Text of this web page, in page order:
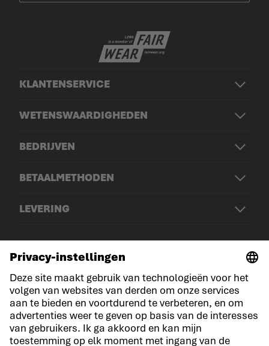
KLANTENSERVICE
WETENSWAARDIGHEDEN
BEDRIJVEN
BETAALMETHODEN
LEVERING
© LOWA Sportschuhe GmbH
Aankondiging
Privacy